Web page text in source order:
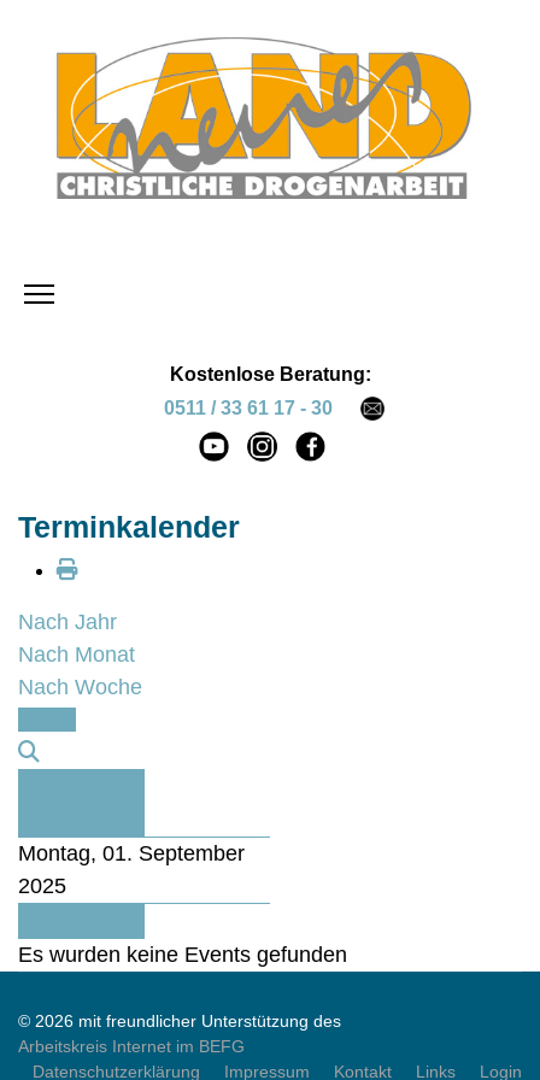
Kostenlose Beratung:
0511 / 33 61 17 - 30
Terminkalender
Nach Jahr
Nach Monat
Nach Woche
Montag, 01. September
2025
Es wurden keine Events gefunden
© 2026 mit freundlicher Unterstützung des
Arbeitskreis Internet im BEFG
Datenschutzerklärung
Impressum Kontakt Links Login